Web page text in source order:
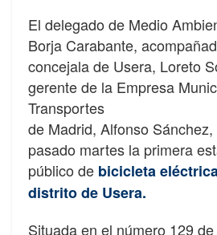
El delegado de Medio
Borja Carabante,
concejala de Usera, Loreto
gerente de la Empresa
Transportes
de Madrid, Alfonso
pasado martes la primera
público de bicicleta
distrito de Usera.
Situada en el número 129